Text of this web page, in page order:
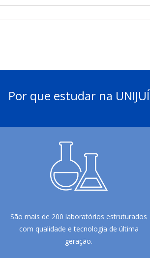
Por que estudar na UNIJUÍ
São mais de 200 laboratórios estruturados
com qualidade e tecnologia de última
geração.